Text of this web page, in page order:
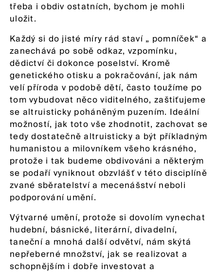
třeba i obdiv ostatních, bychom je mohli
uložit.
Každý si do jisté míry rád staví „ pomníček“ a
zanechává po sobě odkaz, vzpomínku,
dědictví či dokonce poselství. Kromě
genetického otisku a pokračování, jak nám
velí příroda v podobě dětí, často toužíme po
tom vybudovat něco viditelného, zaštiťujeme
se altruisticky poháněným puzením. Ideální
možností, jak toto vše zhodnotit, zachovat se
tedy dostatečně altruisticky a být příkladným
humanistou a milovníkem všeho krásného,
protože i tak budeme obdivováni a některým
se podaří vyniknout obzvlášť v této disciplíně
zvané sběratelství a mecenášství neboli
podporování umění.
Výtvarné umění, protože si dovolím vynechat
hudební, básnické, literární, divadelní,
taneční a mnohá další odvětví, nám skýtá
nepřeberné množství, jak se realizovat a
schopnějším i dobře investovat a